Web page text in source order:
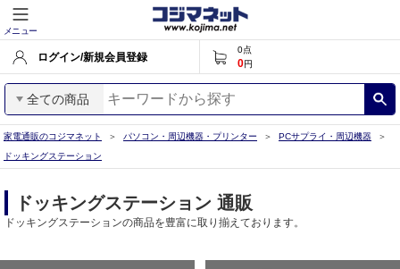
メニュー
ログイン/新規会員登録
0点
0円
全ての商品
家電通販のコジマネット パソコン・周辺機器・プリンター
PCサプライ・周辺機器
ドッキングステーション
ドッキングステーション 通販
ドッキングステーションの商品を豊富に取り揃えております。